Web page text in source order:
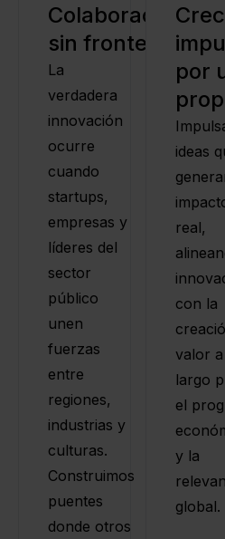
Colaboración
sin fronteras
La
verdadera
innovación
ocurre
cuando
startups,
empresas y
líderes del
sector
público
unen
fuerzas
entre
regiones,
industrias y
culturas.
Construimos
puentes
donde otros
por
ideas
real,
con la
valor a
largo
el
y la
global.